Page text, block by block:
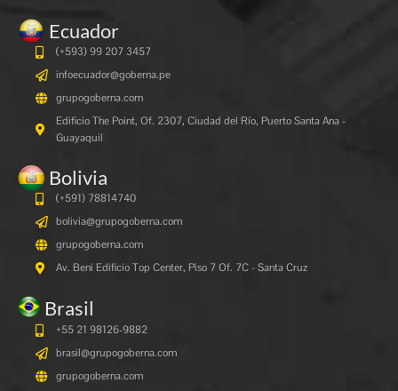
Ecuador
(+593) 99 207 3457
infoecuador@goberna.pe
grupogoberna.com
Edificio The Point, Of. 2307, Ciudad del Río, Puerto Santa Ana -
Guayaquil
Bolivia
(+591) 78814740
bolivia@grupogoberna.com
grupogoberna.com
Av. Beni Edificio Top Center, Piso 7 Of. 7C - Santa Cruz
Brasil
+55 21 98126-9882
brasil@grupogoberna.com
grupogoberna.com